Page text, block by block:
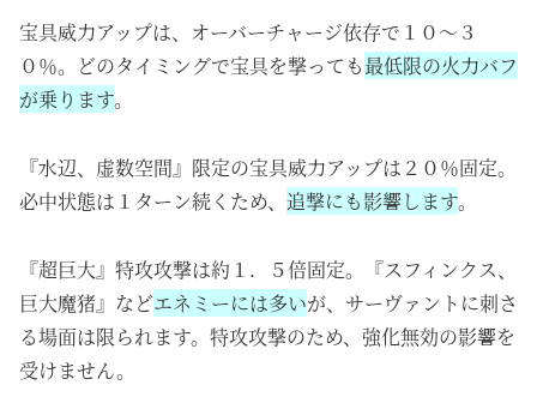
宝具威力アップは、オーバーチャージ依存で１０～３
０％。どのタイミングで宝具を撃っても最低限の火力バフ
が乗ります。
『水辺、虚数空間』限定の宝具威力アップは２０％固定。
必中状態は１ターン続くため、 追撃にも影響します。
『超巨大』特攻攻撃は約１．５倍固定。『スフィンクス、
巨大魔猪』などエネミーには多いが、サーヴァントに刺さ
る場面は限られます。特攻攻撃のため、強化無効の影響を
受けません。